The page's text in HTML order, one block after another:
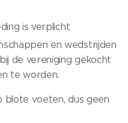
is verplicht
en wedstrijden
de vereniging gekocht
te worden.
blote voeten, dus geen